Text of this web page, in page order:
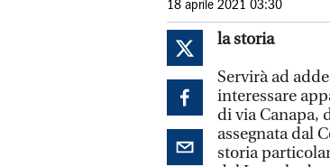
18 aprile 2021 03:30
la storia
Servirà ad
interessare
di via Canapa,
assegnata dal
storia